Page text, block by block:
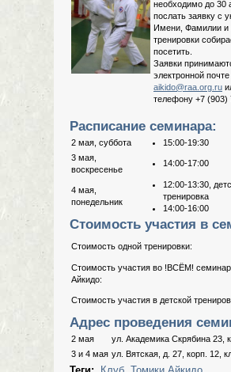
необходимо до 30
послать заявку с
Имени, Фамилии и
тренировки
посетить.
Заявки
электронной почте
aikido@raa.org.ru
телефону +7 (903)
Расписание семинара:
2 мая, суббота
15:00-19:30
3 мая,
воскресенье
14:00-17:00
4 мая,
понедельник
12:00-13:30,
тренировка
14:00-16:00
Стоимость участия в
Стоимость одной тренировки:
Стоимость участия во !ВСЁМ!
Айкидо:
Стоимость участия в детской
Адрес проведения
2 мая
ул. Академика Скрябина 23,
3 и 4 мая ул. Вятская, д. 27, корп. 12,